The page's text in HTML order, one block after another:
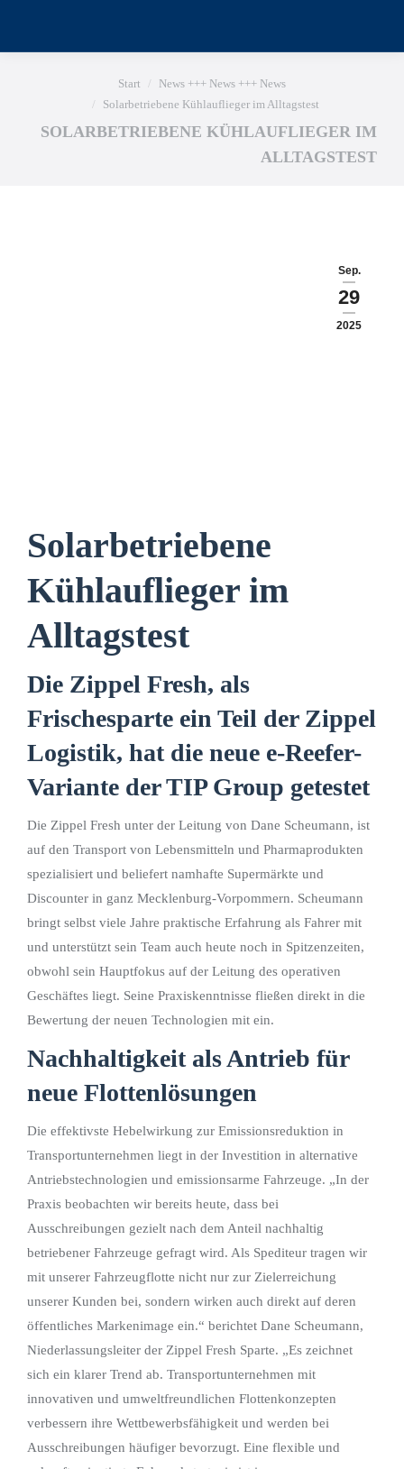
Sie befinden sich hier:
Start
News +++ News +++ News
Solarbetriebene Kühlauflieger im Alltagstest
SOLARBETRIEBENE KÜHLAUFLIEGER IM
ALLTAGSTEST
Sep.
29
2025
Solarbetriebene
Kühlauflieger im
Alltagstest
Die Zippel Fresh, als
Frischesparte ein Teil der Zippel
Logistik, hat die neue e-Reefer-
Variante der TIP Group getestet
Die Zippel Fresh unter der Leitung von Dane Scheumann, ist
auf den Transport von Lebensmitteln und Pharmaprodukten
spezialisiert und beliefert namhafte Supermärkte und
Discounter in ganz Mecklenburg-Vorpommern. Scheumann
bringt selbst viele Jahre praktische Erfahrung als Fahrer mit
und unterstützt sein Team auch heute noch in Spitzenzeiten,
obwohl sein Hauptfokus auf der Leitung des operativen
Geschäftes liegt. Seine Praxiskenntnisse fließen direkt in die
Bewertung der neuen Technologien mit ein.
Nachhaltigkeit als Antrieb für
neue Flottenlösungen
Die effektivste Hebelwirkung zur Emissionsreduktion in
Transportunternehmen liegt in der Investition in alternative
Antriebstechnologien und emissionsarme Fahrzeuge. „In der
Praxis beobachten wir bereits heute, dass bei
Ausschreibungen gezielt nach dem Anteil nachhaltig
betriebener Fahrzeuge gefragt wird. Als Spediteur tragen wir
mit unserer Fahrzeugflotte nicht nur zur Zielerreichung
unserer Kunden bei, sondern wirken auch direkt auf deren
öffentliches Markenimage ein.“ berichtet Dane Scheumann,
Niederlassungsleiter der Zippel Fresh Sparte. „Es zeichnet
sich ein klarer Trend ab. Transportunternehmen mit
innovativen und umweltfreundlichen Flottenkonzepten
verbessern ihre Wettbewerbsfähigkeit und werden bei
Ausschreibungen häufiger bevorzugt. Eine flexible und